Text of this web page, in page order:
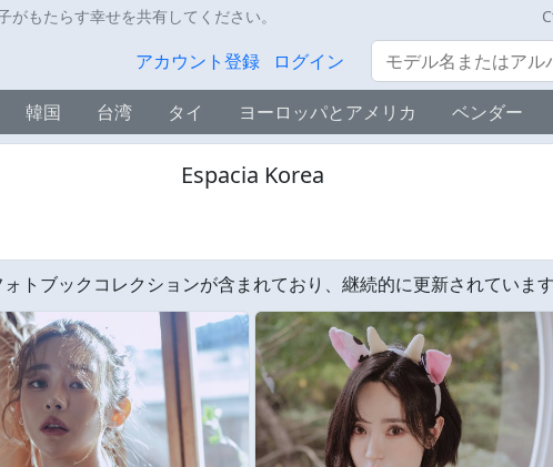
もたらす幸せを共有してください。
アカウント登録 ログイン サーチ
韓国 台湾 タイ ヨーロッパとアメリカ ベンダー
Espacia Korea
トブックコレクションが含まれており、継続的に更新されていま